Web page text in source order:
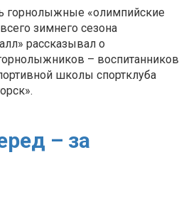
горнолыжные «олимпийские
зимнего сезона
рассказывал о
– воспитанников
школы спортклуба
– за